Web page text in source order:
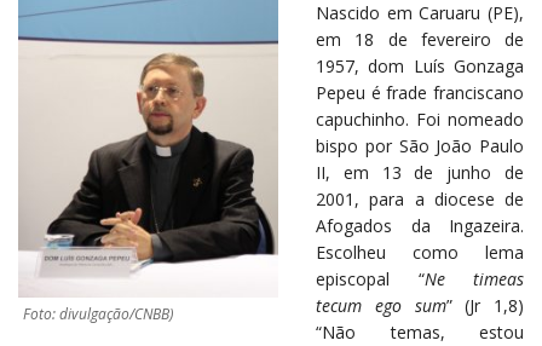
Foto: divulgação/CNBB)
Nascido em Caruaru (PE),
em 18 de fevereiro de
1957, dom Luís Gonzaga
Pepeu é frade franciscano
capuchinho. Foi nomeado
bispo por São João Paulo
II, em 13 de junho de
2001, para a diocese de
Afogados da Ingazeira.
Escolheu como lema
episcopal “Ne timeas
tecum ego sum” (Jr 1,8)
“Não temas, estou